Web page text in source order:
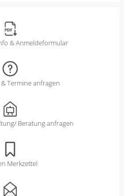
& Anmeldeformular
Termine anfragen
Beratung anfragen
Merkzettel